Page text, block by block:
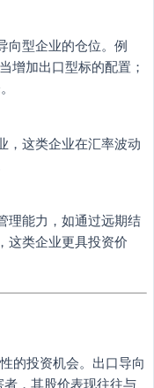
向型企业的仓位。例
增加出口型标的配置；
，这类企业在汇率波动
理能力，如通过远期结
这类企业更具投资价
的投资机会。出口导向
，其股价表现往往与